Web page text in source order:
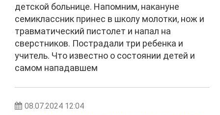
детской больнице. Напомним, накануне
семиклассник принес в школу молотки, нож и
травматический пистолет и напал на
сверстников. Пострадали три ребенка и
учитель. Что известно о состоянии детей и
самом нападавшем
08.07.2024 12:04